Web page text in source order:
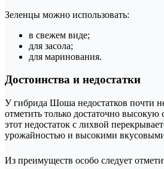
Зеленцы можно использовать:
в свежем виде;
для засола;
для маринования.
Достоинства и недостатки
У гибрида Шоша недостатков почти
отметить только достаточно высокую
этот недостаток с лихвой
урожайностью и высокими
Из преимуществ особо следует